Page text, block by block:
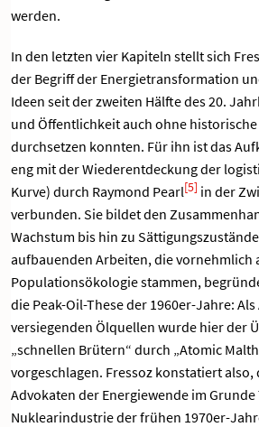
werden.
In den letzten vier Kapiteln stellt sich
der Begriff der Energietransformation
Ideen seit der zweiten Hälfte des 20.
und Öffentlichkeit auch ohne
durchsetzen konnten. Für ihn ist das
eng mit der Wiederentdeckung der
Kurve) durch Raymond Pearl[5] in der
verbunden. Sie bildet den
Wachstum bis hin zu
aufbauenden Arbeiten, die vornehmlich
Populationsökologie stammen,
die Peak-Oil-These der 1960er-Jahre:
versiegenden Ölquellen wurde hier der
„schnellen Brütern“ durch „Atomic
vorgeschlagen. Fressoz konstatiert also,
Advokaten der Energiewende im
Nuklearindustrie der frühen 1970er-